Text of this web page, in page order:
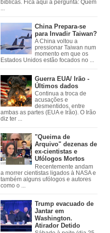
bíblicas. Fica aqui a pergunta: Quem
China Prepara-se
para Invadir Taiwan?
A China voltou a
pressionar Taiwan num
momento em que os
Estados Unidos estão focados no ...
Guerra EUA/ Irão -
Últimos dados
Continua a troca de
acusações e
desmentidos, entre
ambas as partes (EUA e Irão). O Irão
diz ter ...
"Queima de
Arquivo" dezenas de
ex-cientistas e
Ufólogos Mortos
Recentemente andam
a morrer cientistas ligados à NASA e
também alguns ufólogos e autores
como o ...
Trump evacuado de
Jantar em
Washington.
Atirador Detido